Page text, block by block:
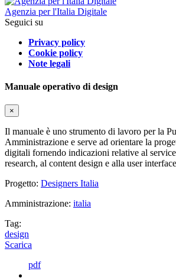
Agenzia per l'Italia Digitale
Seguici su
Privacy policy
Cookie policy
Note legali
Manuale operativo di design
×
Il manuale è uno strumento di lavoro per la
Amministrazione e serve ad orientare la
digitali fornendo indicazioni relative al
research, al content design e alla user
Progetto: Designers Italia
Amministrazione: italia
Tag:
design
Scarica
pdf